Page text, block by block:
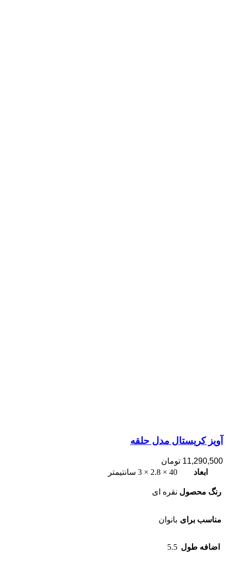
آویز کریستال مدل حلقه
11,290,500 تومان
ابعاد
40 × 2.8 × 3 سانتیمتر
رنگ محصول نقره ای
مناسب برای بانوان
اضافه طول 5.5